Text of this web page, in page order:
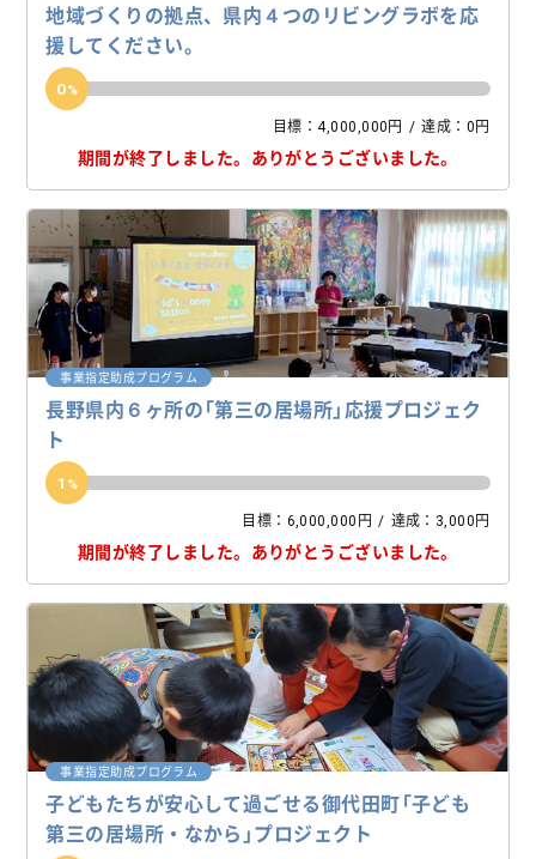
地域づくりの拠点、県内４つのリビングラボを応
援してください。
0
目標：4,000,000円 達成：0円
期間が終了しました。 ありがとうございました。
事業指定助成プログラム
長野県内６ヶ所の「第三の居場所」応援プロジェク
ト
1
目標：6,000,000円 達成：3,000円
期間が終了しました。 ありがとうございました。
事業指定助成プログラム
子どもたちが安心して過ごせる御代田町「子ども
第三の居場所・なから」プロジェクト